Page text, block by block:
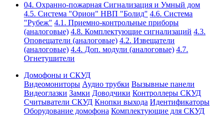
04. Охранно-пожарная Сигнализация и Умный дом
4.5. Система "Орион" НВП "Болид" 4.6. Система
"Рубеж" 4.1. Приемно-контрольные приборы
(аналоговые) 4.8. Комплектующие сигнализаций 4.3.
Оповещатели (аналоговые) 4.2. Извещатели
(аналоговые) 4.4. Доп. модули (аналоговые) 4.7.
Огнетушители
Домофоны и СКУД
Видеомониторы Аудио трубки Вызывные панели
Видеоглазки Замки Доводчики Контроллеры СКУД
Считыватели СКУД Кнопки выхода Идентификаторы
Оборудование домофона Комплектующие для СКУД